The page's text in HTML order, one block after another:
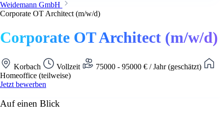
Weidemann GmbH
Corporate OT Architect (m/w/d)
Corporate OT Architect (m/w/d)
Korbach Vollzeit
75000 - 95000 € / Jahr (geschätzt)
Homeoffice (teilweise)
Jetzt bewerben
Auf einen Blick